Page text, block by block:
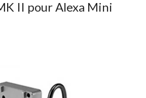
II pour Alexa Mini